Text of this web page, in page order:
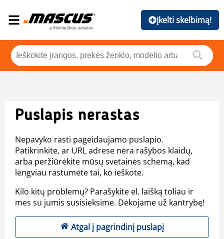
Įkelti skelbimą!
Puslapis nerastas
Nepavyko rasti pageidaujamo puslapio.
Patikrinkite, ar URL adrese nėra rašybos klaidų,
arba peržiūrėkite mūsų svetainės schemą, kad
lengviau rastumėte tai, ko ieškote.
Kilo kitų problemų? Parašykite el. laišką toliau ir
mes su jumis susisieksime. Dėkojame už kantrybę!
Atgal į pagrindinį puslapį